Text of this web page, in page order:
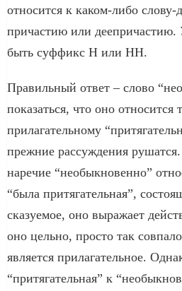
относится к каком-либо слову-
причастию или деепричастию.
быть суффикс Н или НН.
Правильный ответ – слово
показаться, что оно относится
прилагательному
прежние рассуждения
наречие “необыкновенно”
“была притягательная”,
сказуемое, оно выражает
оно цельно, просто так
является прилагательное.
“притягательная” к